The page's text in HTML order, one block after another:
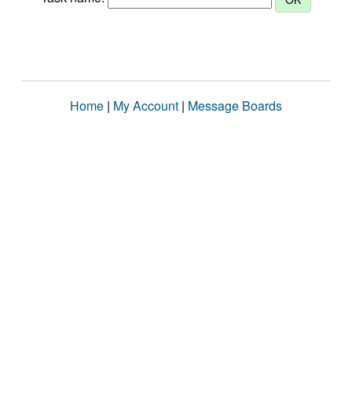
Home | My Account | Message Boards